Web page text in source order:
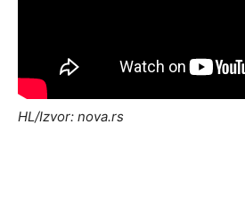
HL/Izvor: nova.rs